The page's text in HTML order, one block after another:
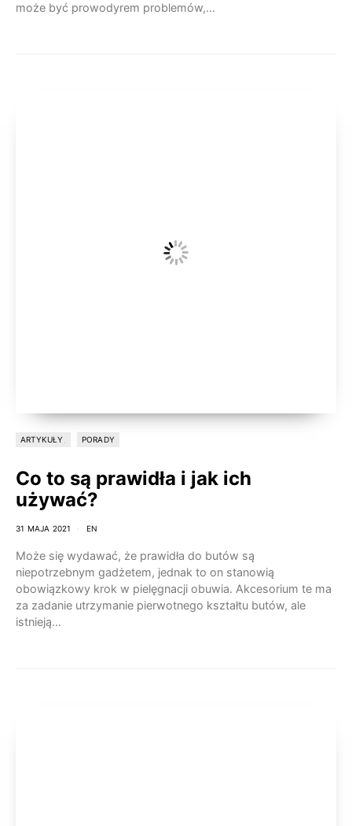
może być prowodyrem problemów,…
ARTYKUŁY PORADY
Co to są prawidła i jak ich
używać?
31 MAJA 2021 EN
Może się wydawać, że prawidła do butów są
niepotrzebnym gadżetem, jednak to on stanowią
obowiązkowy krok w pielęgnacji obuwia. Akcesorium te ma
za zadanie utrzymanie pierwotnego kształtu butów, ale
istnieją…